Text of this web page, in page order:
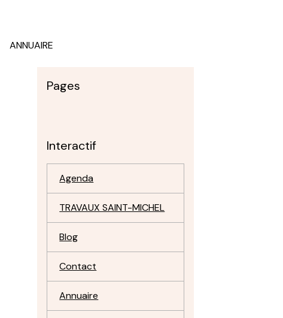
ANNUAIRE
Pages
Interactif
Agenda
TRAVAUX SAINT-MICHEL
Blog
Contact
Annuaire